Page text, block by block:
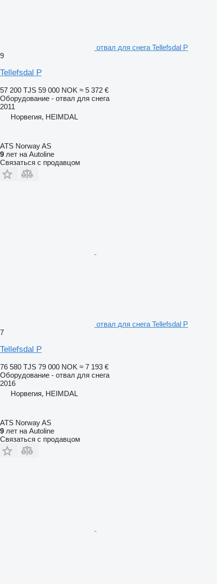
отвал для снега Tellefsdal P
9
Tellefsdal P
57 200 TJS 59 000 NOK ≈ 5 372 €
Оборудование - отвал для снега
2011
Норвегия, HEIMDAL
ATS Norway AS
9 лет на Autoline
Связаться с продавцом
отвал для снега Tellefsdal P
7
Tellefsdal P
76 580 TJS 79 000 NOK ≈ 7 193 €
Оборудование - отвал для снега
2016
Норвегия, HEIMDAL
ATS Norway AS
9 лет на Autoline
Связаться с продавцом